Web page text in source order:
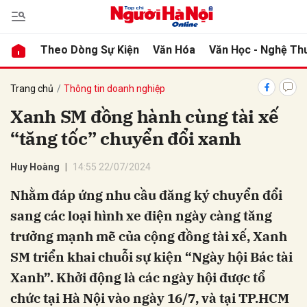
Theo Dòng Sự Kiện Văn Hóa Văn Học - Nghệ
Trang chủ Thông tin doanh nghiệp
Xanh SM đồng hành cùng tài xế
“tăng tốc” chuyển đổi xanh
Huy Hoàng 14:55 22/07/2024
Nhằm đáp ứng nhu cầu đăng ký chuyển đổi
sang các loại hình xe điện ngày càng tăng
trưởng mạnh mẽ của cộng đồng tài xế, Xanh
SM triển khai chuỗi sự kiện “Ngày hội Bác tài
Xanh”. Khởi động là các ngày hội được tổ
chức tại Hà Nội vào ngày 16/7, và tại TP.HCM
luận
Hủy